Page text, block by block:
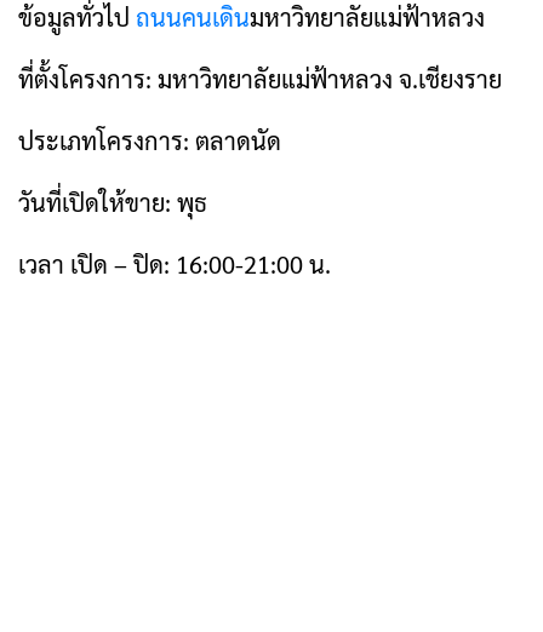
ข้อมูลทั่วไป ถนนคนเดินมหาวิทยาลัยแม่ฟ้าหลวง
ที่ตั้งโครงการ: มหาวิทยาลัยแม่ฟ้าหลวง จ.เชียงราย
ประเภทโครงการ: ตลาดนัด
วันที่เปิดให้ขาย: พุธ
เวลา เปิด – ปิด: 16:00-21:00 น.